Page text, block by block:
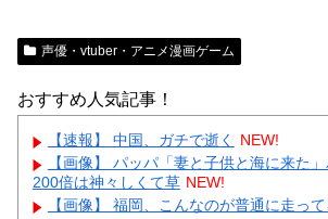
声優・vtuber・アニメ漫画ゲーム
おすすめ人気記事！
【速報】 中国、ガチで逝く
NEW!
【画像】 パッパ「妻と子供と海に来た
200倍は神々しくて草 NEW!
【画像】 福岡、こんなのが普通に走っ